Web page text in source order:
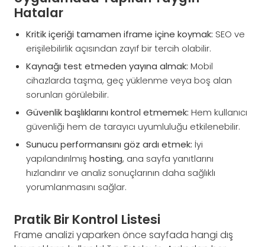
Hatalar
Kritik içeriği tamamen iframe içine koymak: SEO ve
erişilebilirlik açısından zayıf bir tercih olabilir.
Kaynağı test etmeden yayına almak: Mobil
cihazlarda taşma, geç yüklenme veya boş alan
sorunları görülebilir.
Güvenlik başlıklarını kontrol etmemek: Hem kullanıcı
güvenliği hem de tarayıcı uyumluluğu etkilenebilir.
Sunucu performansını göz ardı etmek: İyi
yapılandırılmış hosting, ana sayfa yanıtlarını
hızlandırır ve analiz sonuçlarının daha sağlıklı
yorumlanmasını sağlar.
Pratik Bir Kontrol Listesi
Frame analizi yaparken önce sayfada hangi dış